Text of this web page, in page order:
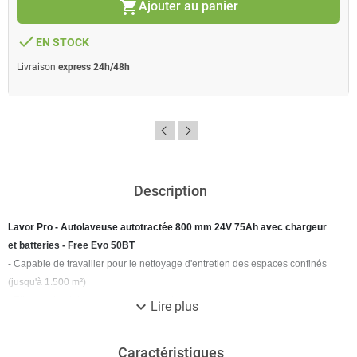
shopping_cartAjouter au panier
done EN STOCK
Livraison express 24h/48h
Description
Lavor Pro - Autolaveuse autotractée 800 mm 24V 75Ah avec chargeur
et batteries - Free Evo 50BT
- Capable de travailler pour le nettoyage d'entretien des espaces confinés
(jusqu'à 1.500 m²)
- Elles sont autolaveuses très compactes
expand_more Lire plus
Caractéristiques